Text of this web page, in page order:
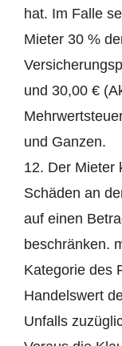
hat. Im Falle
Mieter 30 %
und 30,00 €
und Ganzen.
12. Der Mieter
Schäden an
auf einen
beschränken.
Kategorie des
Handelswert
Unfalls